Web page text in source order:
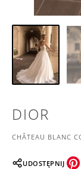
DIOR
CHÂTEAU BLANC
UDOSTĘPNIJ